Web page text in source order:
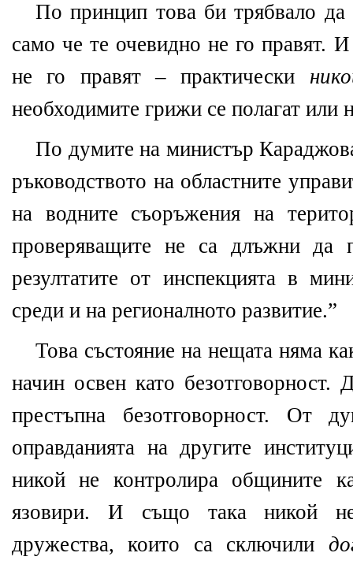
По принцип това би трябвало да
само че те очевидно не го правят.
не го правят – практически
необходимите грижи се полагат или
По думите на министър
ръководството на областните
на водните съоръжения на
проверяващите не са длъжни да
резултатите от инспекцията в
среди и на регионалното развитие.”
Това състояние на нещата няма
начин освен като безотговорност.
престъпна безотговорност. От
оправданията на другите
никой не контролира общините
язовири. И също така никой не
дружества, които са сключили